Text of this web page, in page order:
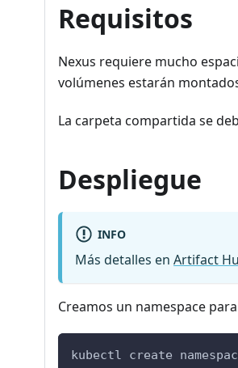
Requisitos
Nexus requiere mucho
volúmenes estarán
La carpeta compartida se
Despliegue
INFO
Más detalles en Artifact
Creamos un namespace
kubectl create